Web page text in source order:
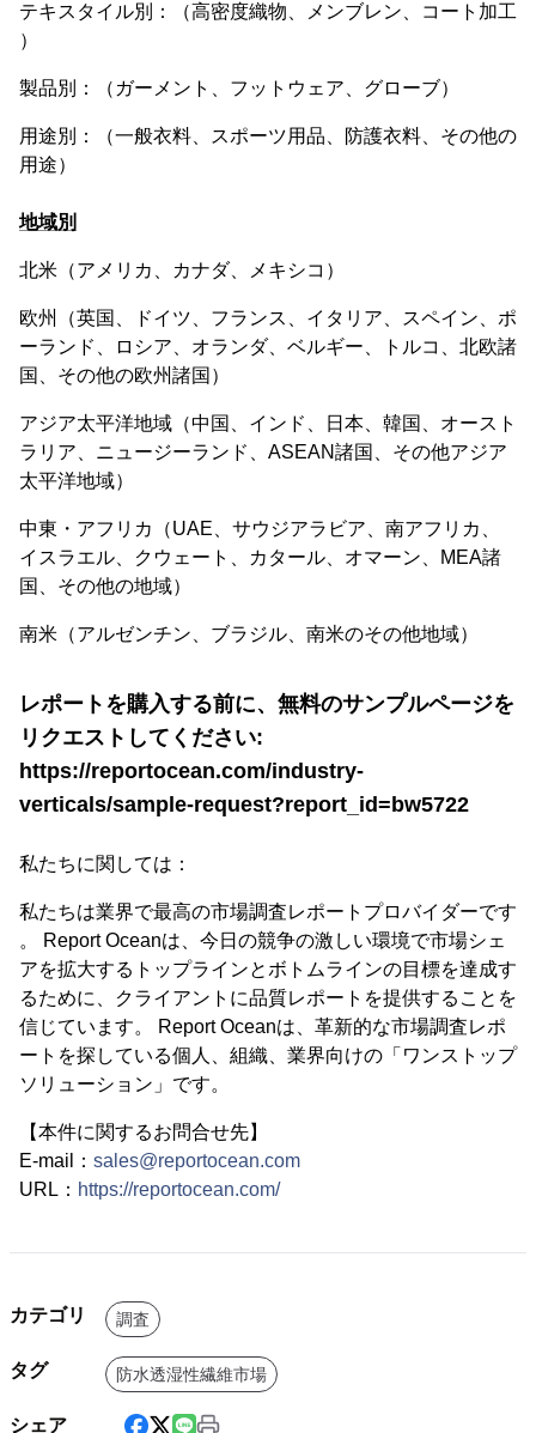
テキスタイル別：（高密度織物、メンブレン、コート加工
）
製品別：（ガーメント、フットウェア、グローブ）
用途別：（一般衣料、スポーツ用品、防護衣料、その他の
用途）
地域別
北米（アメリカ、カナダ、メキシコ）
欧州（英国、ドイツ、フランス、イタリア、スペイン、ポ
ーランド、ロシア、オランダ、ベルギー、トルコ、北欧諸
国、その他の欧州諸国）
アジア太平洋地域（中国、インド、日本、韓国、オースト
ラリア、ニュージーランド、ASEAN諸国、その他アジア
太平洋地域）
中東・アフリカ（UAE、サウジアラビア、南アフリカ、
イスラエル、クウェート、カタール、オマーン、MEA諸
国、その他の地域）
南米（アルゼンチン、ブラジル、南米のその他地域）
レポートを購入する前に、無料のサンプルページを
リクエストしてください:
https://reportocean.com/industry-
verticals/sample-request?report_id=bw5722
私たちに関しては：
私たちは業界で最高の市場調査レポートプロバイダーです
。 Report Oceanは、今日の競争の激しい環境で市場シェ
アを拡大するトップラインとボトムラインの目標を達成す
るために、クライアントに品質レポートを提供することを
信じています。 Report Oceanは、革新的な市場調査レポ
ートを探している個人、組織、業界向けの「ワンストップ
ソリューション」です。
【本件に関するお問合せ先】
E-mail： sales@reportocean.com
URL： https://reportocean.com/
カテゴリ 調査
タグ 防水透湿性繊維市場
シェア